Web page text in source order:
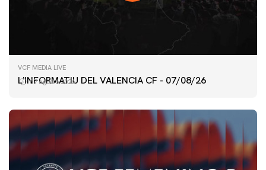
VCF MEDIA LIVE
L'INFORMATIU DEL VALENCIA CF - 07/08/26
07 agosto 2026